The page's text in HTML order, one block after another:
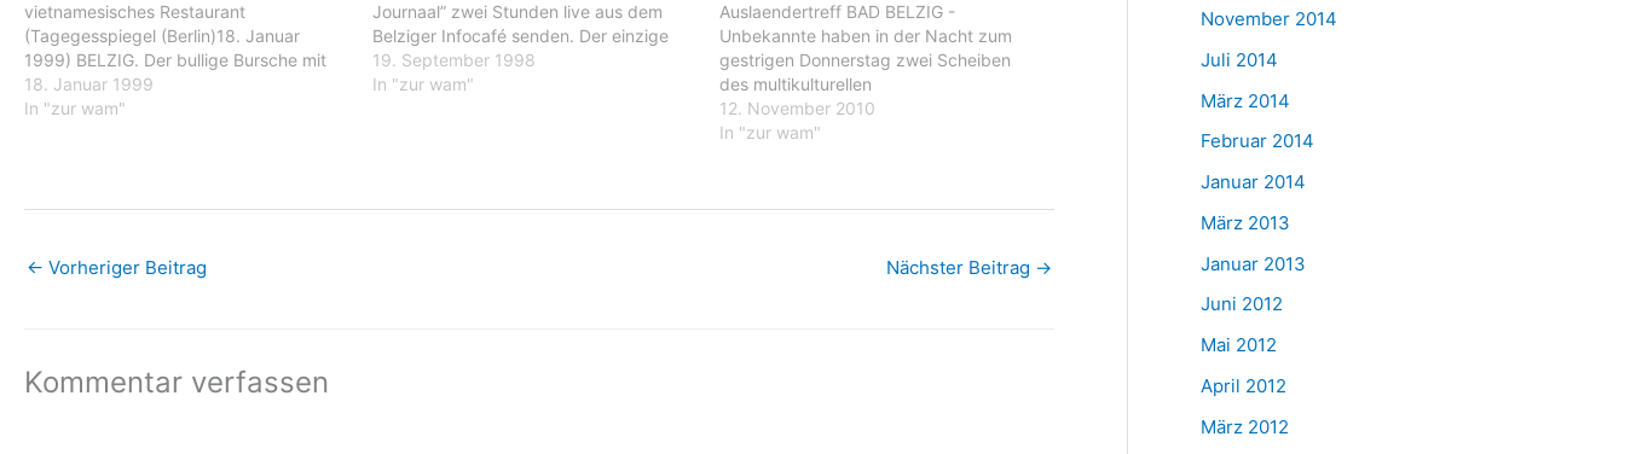
vietnamesisches Restaurant
(Tagegesspiegel (Berlin)18. Januar
1999) BELZIG. Der bullige Bursche mit
den freirasierten Schläfen zieht einen
Mundwinkel hoch. "Det komische Teil is'
18. Januar 1999
In "zur wam"
Journaal” zwei Stunden live aus dem
Belziger Infocafé senden. Der einzige
nationale und deshalb vielgehörte
Informationssender der Niederlande
von…
19. September 1998
In "zur wam"
Auslaendertreff BAD BELZIG -
Unbekannte haben in der Nacht zum
gestrigen Donnerstag zwei Scheiben
des multikulturellen
Begegnungszentrums Info-Cafe "Der
Winkel" in Bad Belzig eingeworfen. Die
der Einheit im Zentrum der Kurstadt mit
12. November 2010
In "zur wam"
← Vorheriger Beitrag Nächster Beitrag →
Kommentar verfassen
November 2014
Juli 2014
März 2014
Februar 2014
Januar 2014
März 2013
Januar 2013
Juni 2012
Mai 2012
April 2012
März 2012